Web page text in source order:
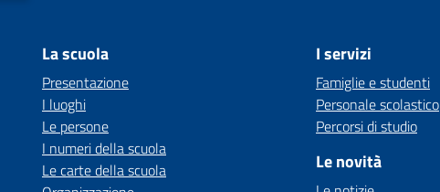
La scuola
Presentazione
I luoghi
Le persone
I numeri della scuola
Le carte della scuola
I servizi
Famiglie e studenti
Personale scolastico
Percorsi di studio
Le novità